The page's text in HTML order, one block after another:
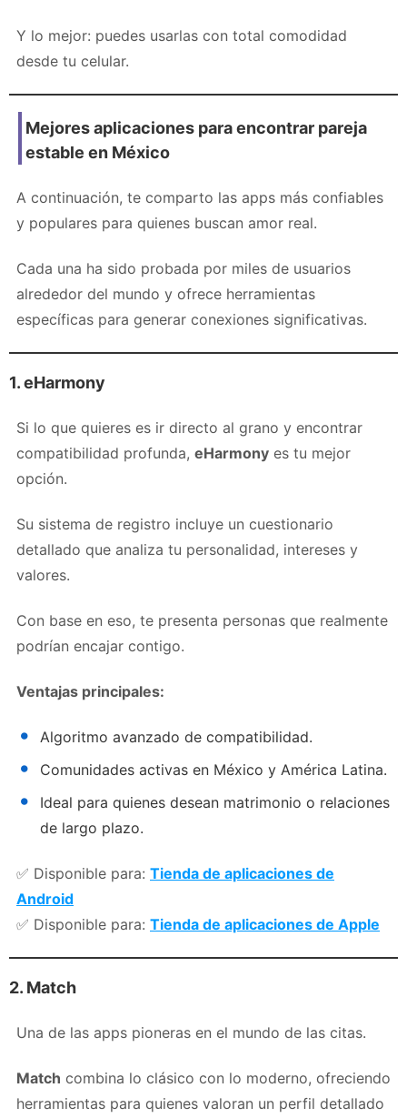
Y lo mejor: puedes usarlas con total comodidad
desde tu celular.
Mejores aplicaciones para encontrar pareja
estable en México
A continuación, te comparto las apps más confiables
y populares para quienes buscan amor real.
Cada una ha sido probada por miles de usuarios
alrededor del mundo y ofrece herramientas
específicas para generar conexiones significativas.
1. eHarmony
Si lo que quieres es ir directo al grano y encontrar
compatibilidad profunda, eHarmony es tu mejor
opción.
Su sistema de registro incluye un cuestionario
detallado que analiza tu personalidad, intereses y
valores.
Con base en eso, te presenta personas que realmente
podrían encajar contigo.
Ventajas principales:
Algoritmo avanzado de compatibilidad.
Comunidades activas en México y América Latina.
Ideal para quienes desean matrimonio o relaciones
de largo plazo.
✅ Disponible para: Tienda de aplicaciones de
Android
✅ Disponible para: Tienda de aplicaciones de Apple
2. Match
Una de las apps pioneras en el mundo de las citas.
Match combina lo clásico con lo moderno, ofreciendo
herramientas para quienes valoran un perfil detallado